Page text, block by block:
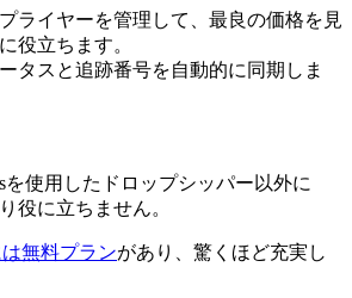
ライヤーを管理して、最良の価格を見
役立ちます。
タスと追跡番号を自動的に同期しま
を使用したドロップシッパー以外に
役に立ちません。
は無料プランがあり、驚くほど充実し